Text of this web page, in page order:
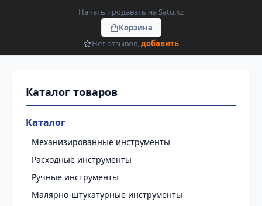
Начать продавать на Satu.kz
Корзина
Нет отзывов,добавить
Каталог
Механизированные инструменты
Расходные инструменты
Ручные инструменты
Малярно-штукатурные инструменты